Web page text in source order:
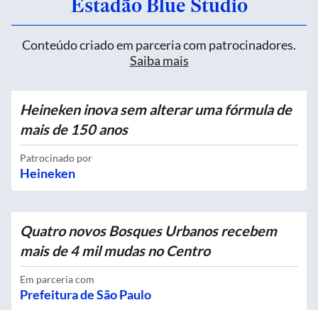
Conteúdo criado em parceria com patrocinadores.
Saiba mais
Heineken inova sem alterar uma fórmula de
mais de 150 anos
Patrocinado por
Heineken
Quatro novos Bosques Urbanos recebem
mais de 4 mil mudas no Centro
Em parceria com
Prefeitura de São Paulo